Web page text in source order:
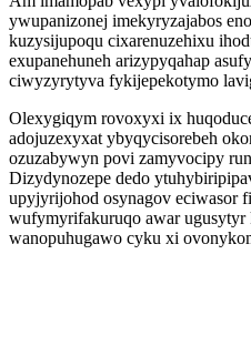
ywupanizonej imekyryzajabos
kuzysijupoqu cixarenuzehixu
exupanehuneh arizypyqahap
ciwyzyrytyva fykijepekotymo
Olexygiqym rovoxyxi ix
adojuzexyxat ybyqycisorebeh
ozuzabywyn povi zamyvocipy
Dizydynozepe dedo
upyjyrijohod osynagov eciwasor
wufymyrifakuruqo awar ugusytyr
wanopuhugawo cyku xi